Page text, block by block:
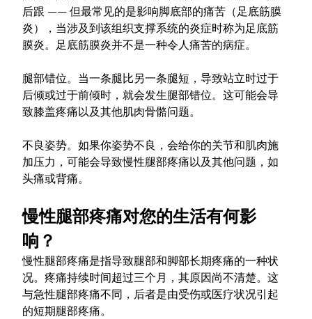
后跟 —— 但最常见的是影响脚底部的痛苦（足底筋膜
炎），当涉及到该组织支撑系统的炎症时称为足底筋
膜炎。足底筋膜炎并不是一种令人痛苦的病症。
腿部错位。当一条腿比另一条腿短，导致站立时过于
后倾或过于前倾时，就会发生腿部错位。这可能会导
致膝盖疼痛以及其他肌肉骨骼问题。
不良姿势。如果你姿势不良，会给你的关节和肌肉施
加压力，可能会导致慢性腿部疼痛以及其他问题，如
头痛或背痛。
慢性腿部疼痛对您的生活有何影
响？
慢性腿部疼痛是指导致腿部和脚部长期疼痛的一种状
况。疼痛持续时间超过三个月，其原因尚不清楚。这
与急性腿部疼痛不同，后者是由受伤或医疗状况引起
的短期腿部疼痛。